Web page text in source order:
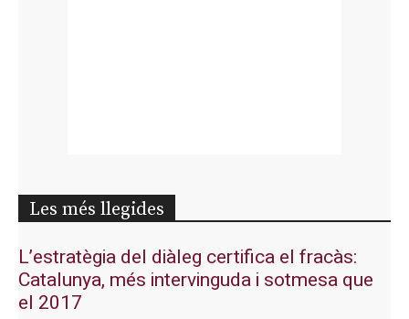
Les més llegides
L’estratègia del diàleg certifica el fracàs:
Catalunya, més intervinguda i sotmesa que
el 2017